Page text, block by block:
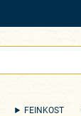
FEINKOST